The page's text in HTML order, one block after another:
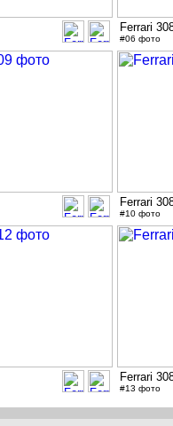
Ferrari
#06 фото
Ferrari
#10 фото
Ferrari
#13 фото